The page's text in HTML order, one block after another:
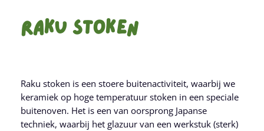
Raku Stoken
Raku stoken is een stoere buitenactiviteit, waarbij we
keramiek op hoge temperatuur stoken in een speciale
buitenoven. Het is een van oorsprong Japanse
techniek, waarbij het glazuur van een werkstuk (sterk)